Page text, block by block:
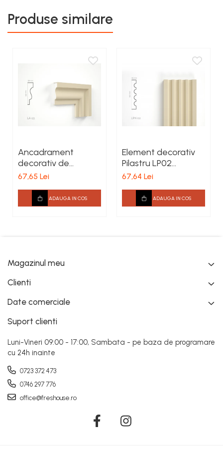
Produse similare
Ancadrament
decorativ de
exterior LA03 H 145 x
67,65 Lei
ADAUGA IN COS
Element decorativ
Pilastru LP02
160x25x2000mm
67,64 Lei
ADAUGA IN COS
Magazinul meu
Clienti
Date comerciale
Suport clienti
Luni-Vineri 09:00 - 17:00, Sambata - pe baza de programare
cu 24h inainte
0723 372 473
0746 297 776
office@freshouse.ro